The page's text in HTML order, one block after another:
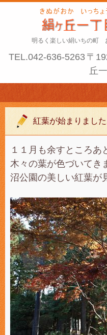
明るく楽しい絹いちの町
TEL.042-636-5263 〒
丘
紅葉が始まりまし
１１月も余すところあ
木々の葉が色づいてき
沼公園の美しい紅葉が